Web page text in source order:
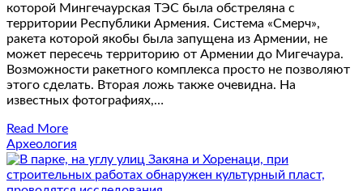
которой Мингечаурская ТЭС была обстреляна с
территории Республики Армения. Система «Смерч»,
ракета которой якобы была запущена из Армении, не
может пересечь территорию от Армении до Мигечаура.
Возможности ракетного комплекса просто не позволяют
этого сделать. Вторая ложь также очевидна. На
известных фотографиях,…
Read More
Археология